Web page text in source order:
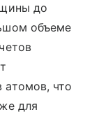
до
объеме
атомов, что
для